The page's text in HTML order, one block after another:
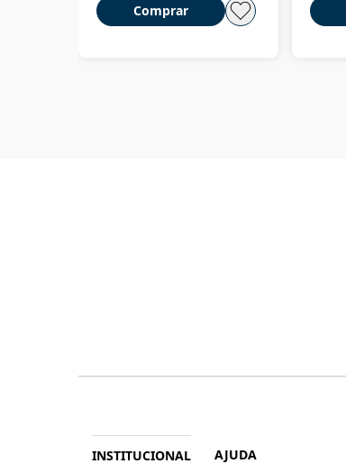
Comprar
INSTITUCIONAL
AJUDA